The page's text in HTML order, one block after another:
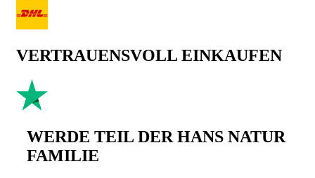
VERTRAUENSVOLL EINKAUFEN
WERDE TEIL DER HANS NATUR
FAMILIE